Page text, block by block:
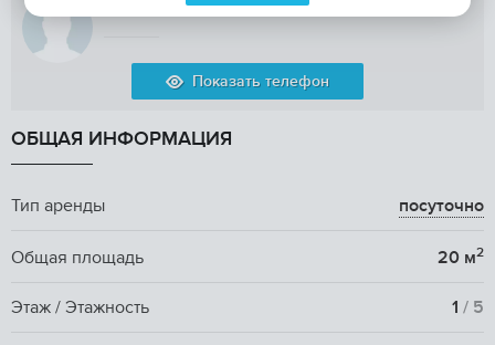
Пользователь
Показать телефон
ОБЩАЯ ИНФОРМАЦИЯ
Тип аренды посуточно
Общая площадь 20 м2
Этаж / Этажность 1 / 5